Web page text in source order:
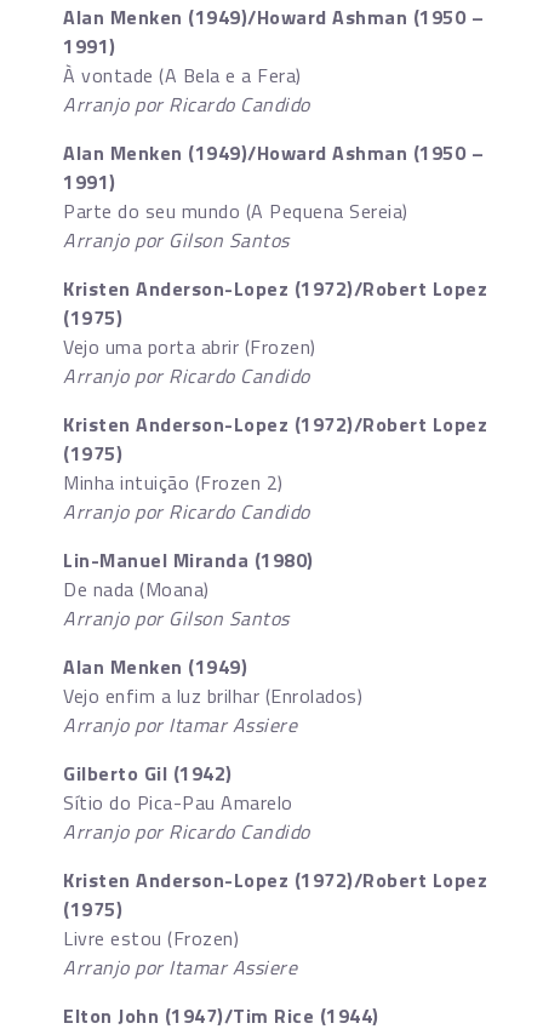
Alan Menken (1949)/Howard Ashman (1950 –
1991)
À vontade (A Bela e a Fera)
Arranjo por Ricardo Candido
Alan Menken (1949)/Howard Ashman (1950 –
1991)
Parte do seu mundo (A Pequena Sereia)
Arranjo por Gilson Santos
Kristen Anderson-Lopez (1972)/Robert Lopez
(1975)
Vejo uma porta abrir (Frozen)
Arranjo por Ricardo Candido
Kristen Anderson-Lopez (1972)/Robert Lopez
(1975)
Minha intuição (Frozen 2)
Arranjo por Ricardo Candido
Lin-Manuel Miranda (1980)
De nada (Moana)
Arranjo por Gilson Santos
Alan Menken (1949)
Vejo enfim a luz brilhar (Enrolados)
Arranjo por Itamar Assiere
Gilberto Gil (1942)
Sítio do Pica-Pau Amarelo
Arranjo por Ricardo Candido
Kristen Anderson-Lopez (1972)/Robert Lopez
(1975)
Livre estou (Frozen)
Arranjo por Itamar Assiere
Elton John (1947)/Tim Rice (1944)